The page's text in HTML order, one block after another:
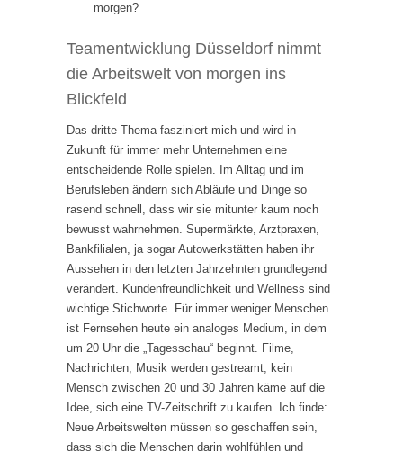
morgen?
Teamentwicklung Düsseldorf nimmt
die Arbeitswelt von morgen ins
Blickfeld
Das dritte Thema fasziniert mich und wird in
Zukunft für immer mehr Unternehmen eine
entscheidende Rolle spielen. Im Alltag und im
Berufsleben ändern sich Abläufe und Dinge so
rasend schnell, dass wir sie mitunter kaum noch
bewusst wahrnehmen. Supermärkte, Arztpraxen,
Bankfilialen, ja sogar Autowerkstätten haben ihr
Aussehen in den letzten Jahrzehnten grundlegend
verändert. Kundenfreundlichkeit und Wellness sind
wichtige Stichworte. Für immer weniger Menschen
ist Fernsehen heute ein analoges Medium, in dem
um 20 Uhr die „Tagesschau“ beginnt. Filme,
Nachrichten, Musik werden gestreamt, kein
Mensch zwischen 20 und 30 Jahren käme auf die
Idee, sich eine TV-Zeitschrift zu kaufen. Ich finde:
Neue Arbeitswelten müssen so geschaffen sein,
dass sich die Menschen darin wohlfühlen und